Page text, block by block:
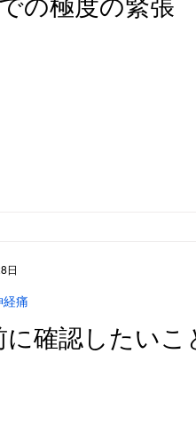
確認したいこ
経痛
日